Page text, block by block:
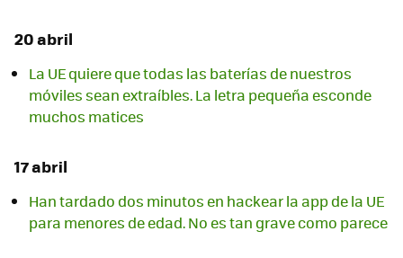
20 abril
La UE quiere que todas las baterías de nuestros
móviles sean extraíbles. La letra pequeña esconde
muchos matices
17 abril
Han tardado dos minutos en hackear la app de la UE
para menores de edad. No es tan grave como parece